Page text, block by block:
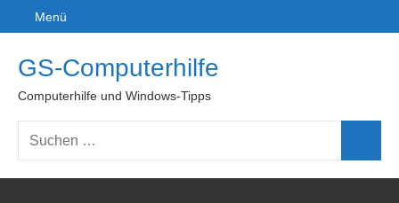
Inhalt
springen
Menü
GS-Computerhilfe
Computerhilfe und Windows-Tipps
Suchen
nach: